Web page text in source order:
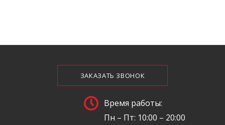
ЗАКАЗАТЬ ЗВОНОК
Время работы:
Пн – Пт: 10:00 – 20:00